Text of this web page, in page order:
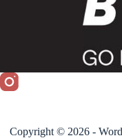
Copyright © 2026 -